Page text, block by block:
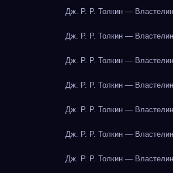
Дж. Р. Р. Толкин —
Дж. Р. Р. Толкин —
Дж. Р. Р. Толкин —
Дж. Р. Р. Толкин —
Дж. Р. Р. Толкин —
Дж. Р. Р. Толкин —
Дж. Р. Р. Толкин —